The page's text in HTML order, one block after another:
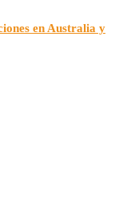
en Australia y